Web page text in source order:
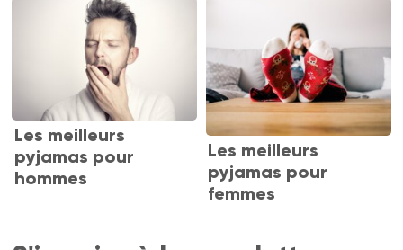
Les meilleurs
pyjamas pour
hommes
Les meilleurs
pyjamas pour
femmes